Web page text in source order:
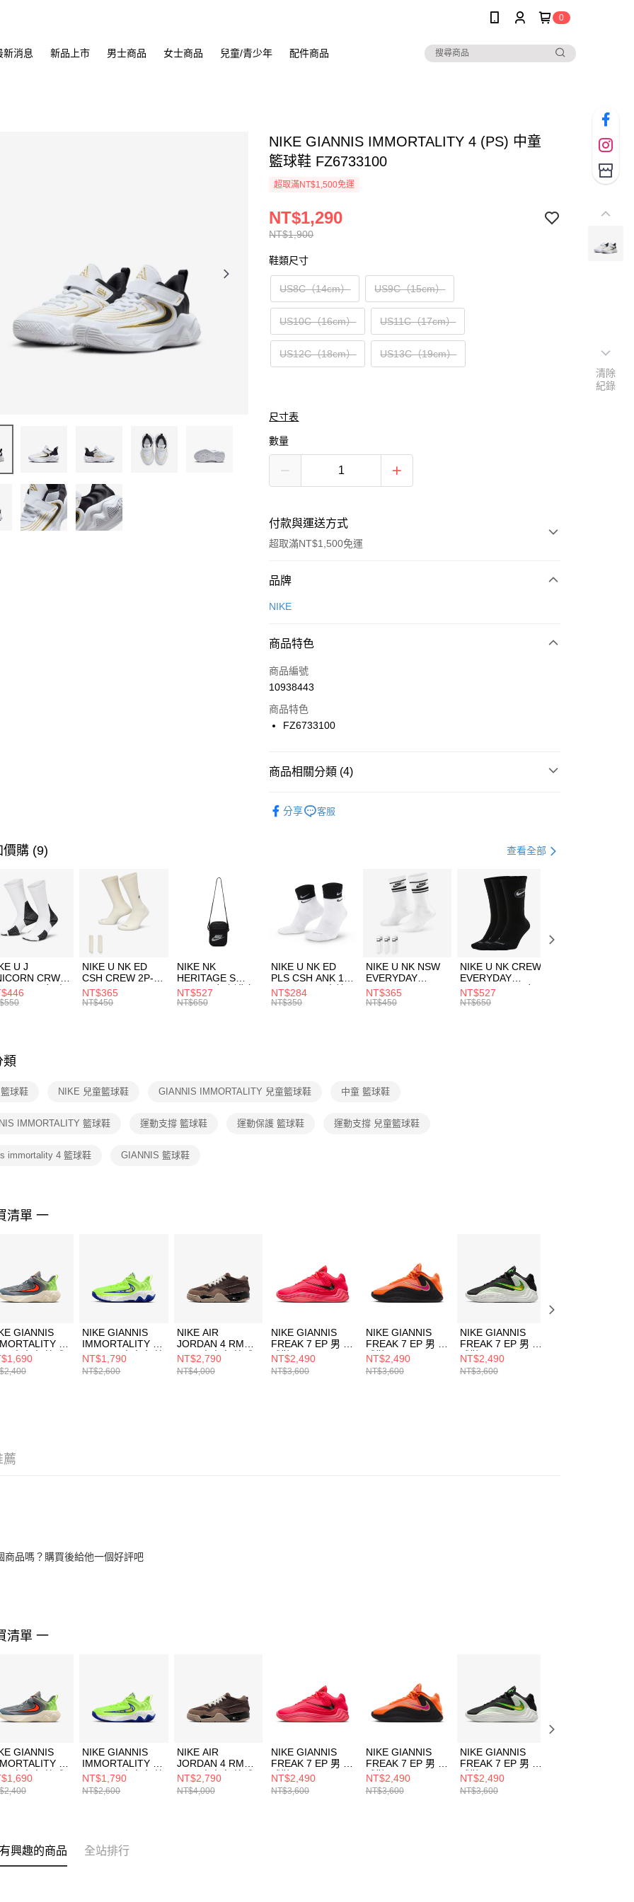
0
新消息 新品上市 男士商品 女士商品 兒童/青少年 配件商品
NIKE GIANNIS IMMORTALITY 4 (PS) 中童
籃球鞋 FZ6733100
超取滿NT$1,500免運
NT$1,900
NT$1,290
鞋類尺寸
US8C（14cm） US9C（15cm）
US10C（16cm） US11C（17cm）
US12C（18cm） US13C（19cm）
尺寸表
數量
付款與運送方式
超取滿NT$1,500免運
付款方式
信用卡一次付款
合作金庫商業銀行
華南商業銀行
上海商業儲蓄銀行
國泰世華商業銀行
聯邦商業銀行
台新國際商業銀行
LINE Pay
Apple Pay
【關於「AFTEE先享後付」】
３．安心：先確認商品／服務後，再付款。
【「AFTEE先享後付」結帳流程】
１．於結帳方式選擇「AFTEE先享後付」後，將跳轉至「AFTEE先享後
付」結帳頁面，進行簡訊認證並確認金額後，即可完成結帳。
２．訂單成立數日內，您將收到繳費通知簡訊。
３．收到繳費通知簡訊後14天內，點擊此簡訊中的連結，可透過四大超商
／ATM／網路銀行／等多元方式進行付款，方視為交易完成。
※ 請注意：結帳手續完成當下不需立刻繳費，但若您需要取消訂單，請聯
絡購買商品的店家。未經商家同意取消之訂單仍視為有效，需透過AFTEE
先享後付繳納相關費用。
１．透過由恩沛科技股份有限公司提供之「AFTEE先享後付」服務完成之
交易，需依本服務之必要範圍內提供個人資料，並將交易相關給付款項請
２．關於個人資料處理事宜，請瀏覽以下網址：
每筆NT$100，滿NT$1,500(含以上)免運費
每筆NT$100，滿NT$1,500(含以上)免運費
品牌
NIKE
商品特色
商品編號
10938443
商品特色
FZ6733100
商品相關分類 (4)
分享 客服
價購 (9) 查看全部
U J
CRW
-160 男女 中
FZ3393100
NIKE U NK ED
CSH CREW 2P-
144 EMBRDY 男
女 短統襪
NT$365
NT$450
NIKE NK
HERITAGE S
SMIT 男女 側背包
BA5871010
NT$527
NT$650
NIKE U NK ED
PLS CSH ANK 1P
144 DBL 男 中統
襪 DH4058104
NT$284
NT$350
NIKE U NK NSW
EVERYDAY
ESSENTIAL CR
男女 短統襪
NT$365
NT$450
NIKE U NK CREW
EVERYDAY
BBALL 3PR 男女
長統襪
NT$527
NT$650
類
球鞋 NIKE 兒童籃球鞋 GIANNIS IMMORTALITY 兒童籃球鞋 中童 籃球鞋
IMMORTALITY 籃球鞋 運動支撐 籃球鞋 運動保護 籃球鞋 運動支撐 兒童籃球鞋
immortality 4 籃球鞋 GIANNIS 籃球鞋
清單 一
GIANNIS
4
中大童 籃球
NIKE GIANNIS
IMMORTALITY 4
SE (GS) 中大童 籃
球鞋 IQ0818700
NT$1,790
NT$2,600
NIKE AIR
JORDAN 4 RM
(GS) 中大童 籃球
鞋 FQ7938022
NT$2,790
NT$4,000
NIKE GIANNIS
FREAK 7 EP 男 籃
球鞋 HF3451600
NT$2,490
NT$3,600
NIKE GIANNIS
FREAK 7 EP 男 籃
球鞋 HF3451800
NT$2,490
NT$3,600
NIKE GIANNIS
FREAK 7 EP 男 籃
球鞋 HF3451005
NT$2,490
NT$3,600
薦
商品嗎？購買後給他一個好評吧
清單 一
GIANNIS
4
中大童 籃球
NIKE GIANNIS
IMMORTALITY 4
SE (GS) 中大童 籃
球鞋 IQ0818700
NT$1,790
NT$2,600
NIKE AIR
JORDAN 4 RM
(GS) 中大童 籃球
鞋 FQ7938022
NT$2,790
NT$4,000
NIKE GIANNIS
FREAK 7 EP 男 籃
球鞋 HF3451600
NT$2,490
NT$3,600
NIKE GIANNIS
FREAK 7 EP 男 籃
球鞋 HF3451800
NT$2,490
NT$3,600
NIKE GIANNIS
FREAK 7 EP 男 籃
球鞋 HF3451005
NT$2,490
NT$3,600
興趣的商品 全站排行
清除
紀錄